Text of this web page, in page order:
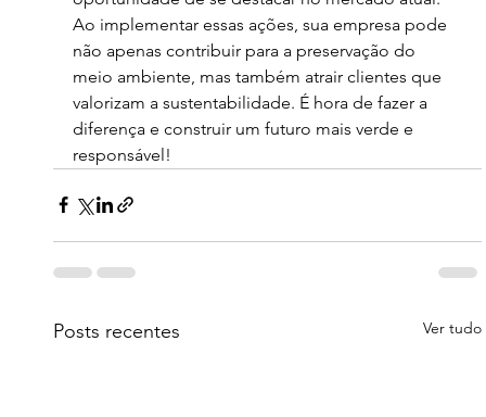
Ao implementar essas ações, sua empresa pode
não apenas contribuir para a preservação do
meio ambiente, mas também atrair clientes que
valorizam a sustentabilidade. É hora de fazer a
diferença e construir um futuro mais verde e
responsável!
Posts recentes Ver tudo